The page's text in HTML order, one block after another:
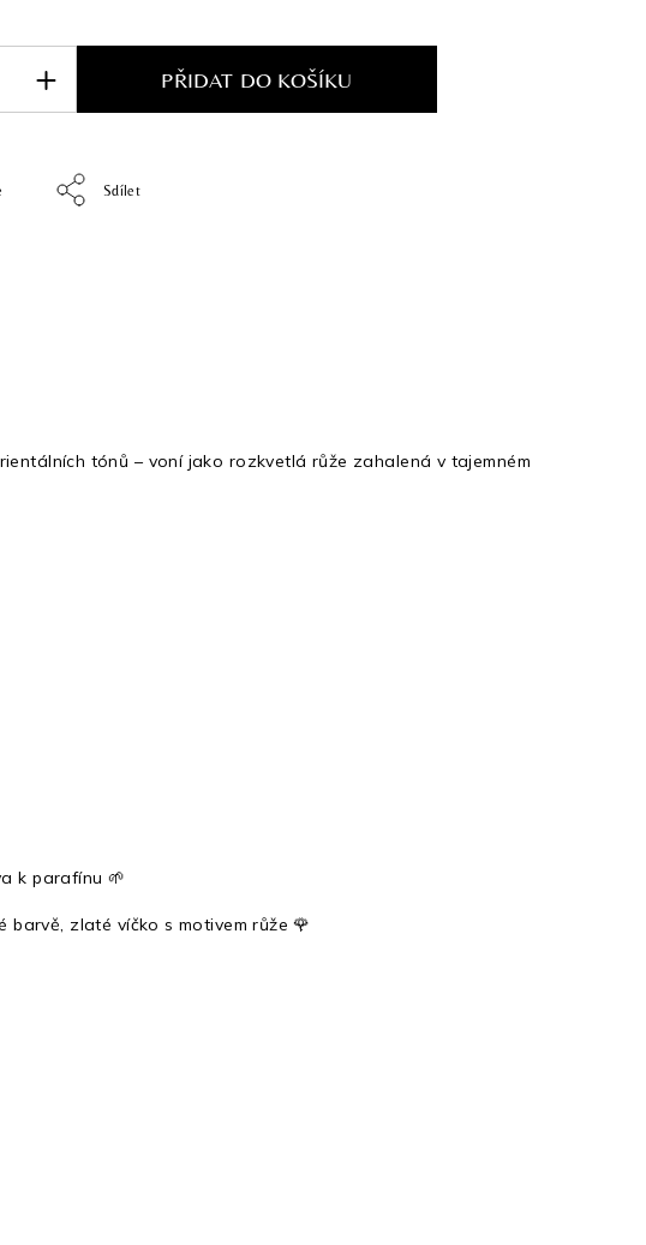
PŘIDAT DO KOŠÍKU
Sdílet
tónů – voní jako rozkvetlá růže zahalená v tajemném
k parafínu 🌱
zlaté víčko s motivem růže 🌹